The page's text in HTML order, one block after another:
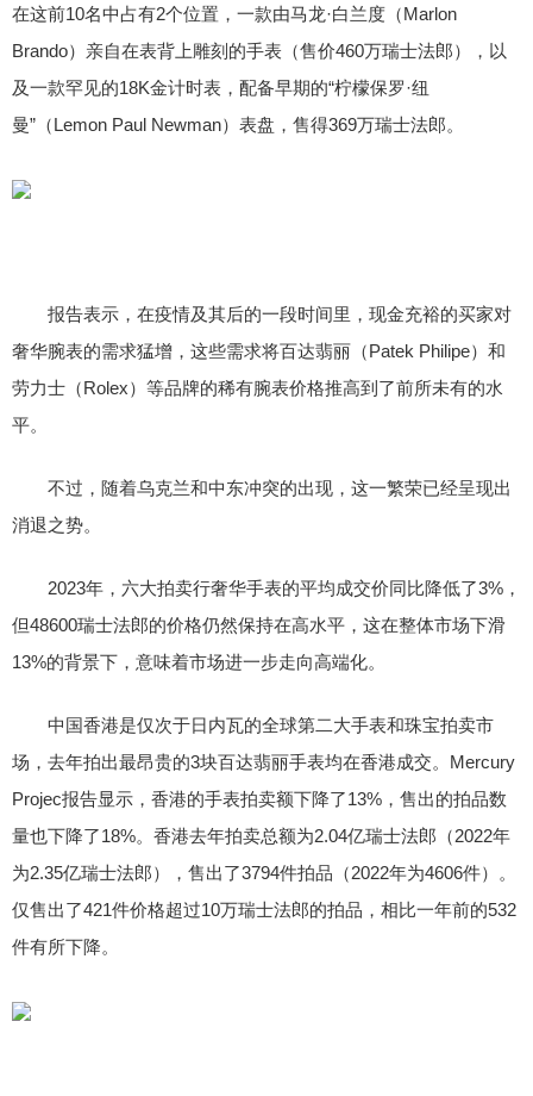
在这前10名中占有2个位置，一款由马龙·白兰度（Marlon
Brando）亲自在表背上雕刻的手表（售价460万瑞士法郎），以
及一款罕见的18K金计时表，配备早期的“柠檬保罗·纽
曼”（Lemon Paul Newman）表盘，售得369万瑞士法郎。
报告表示，在疫情及其后的一段时间里，现金充裕的买家对
奢华腕表的需求猛增，这些需求将百达翡丽（Patek Philipe）和
劳力士（Rolex）等品牌的稀有腕表价格推高到了前所未有的水
平。
不过，随着乌克兰和中东冲突的出现，这一繁荣已经呈现出
消退之势。
2023年，六大拍卖行奢华手表的平均成交价同比降低了3%，
但48600瑞士法郎的价格仍然保持在高水平，这在整体市场下滑
13%的背景下，意味着市场进一步走向高端化。
中国香港是仅次于日内瓦的全球第二大手表和珠宝拍卖市
场，去年拍出最昂贵的3块百达翡丽手表均在香港成交。Mercury
Projec报告显示，香港的手表拍卖额下降了13%，售出的拍品数
量也下降了18%。香港去年拍卖总额为2.04亿瑞士法郎（2022年
为2.35亿瑞士法郎），售出了3794件拍品（2022年为4606件）。
仅售出了421件价格超过10万瑞士法郎的拍品，相比一年前的532
件有所下降。